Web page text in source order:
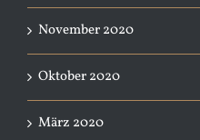
November 2020
Oktober 2020
März 2020